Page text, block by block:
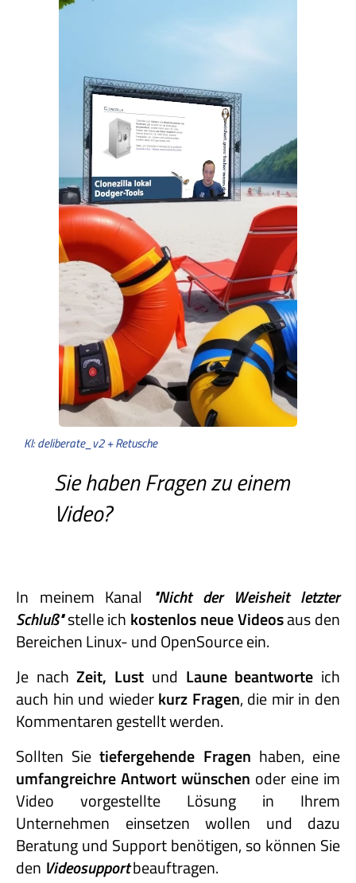
KI: deliberate_v2 + Retusche
Sie haben Fragen zu einem
Video?
In meinem Kanal "Nicht der Weisheit letzter
Schluß"stelle ich kostenlos neue Videosaus den
Bereichen Linux- und OpenSource ein.
Je nachZeit, Lust und Laune beantworte ich
auch hin und wiederkurz Fragen, die mir in den
Kommentaren gestellt werden.
Sollten Sietiefergehende Fragen haben, eine
umfangreichre Antwort wünschen oder eine im
Video vorgestellte Lösung in Ihrem
Unternehmen einsetzen wollen und dazu
Beratung und Support benötigen, so können Sie
den Videosupportbeauftragen.